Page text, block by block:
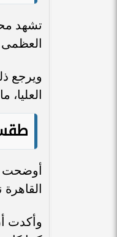
تشهد
العظمى ما بين 41 و43 درجة مئوية،
ويرجع
أوضحت
القاهرة نحو 22 درجة
وأكدت